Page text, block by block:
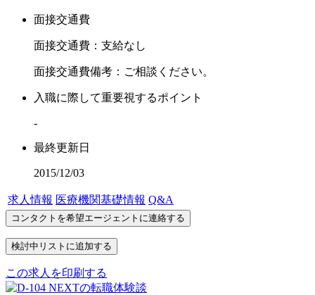
面接交通費
面接交通費：支給なし
面接交通費備考：ご相談ください。
入職に際して重要視するポイント
-
最終更新日
2015/12/03
求人情報 医療機関基礎情報 Q&A
この求人を印刷する